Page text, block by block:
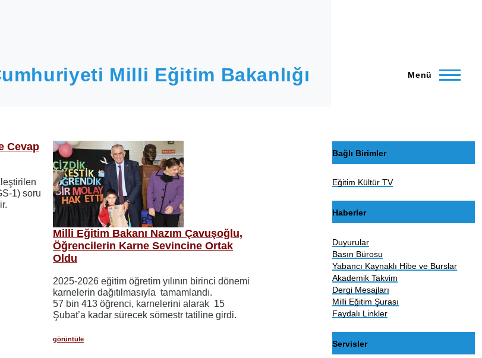
Milli Eğitim Bakanlığı Menü
Cevap
1) soru
Milli Eğitim Bakanı Nazım Çavuşoğlu,
Öğrencilerin Karne Sevincine Ortak
Oldu
2025-2026 eğitim öğretim yılının birinci dönemi
karnelerin dağıtılmasıyla tamamlandı.
57 bin 413 öğrenci, karnelerini alarak 15
Şubat’a kadar sürecek sömestr tatiline girdi.
görüntüle
Bağlı Birimler
Eğitim Kültür TV
Haberler
Duyurular
Basın Bürosu
Yabancı Kaynaklı Hibe ve Burslar
Akademik Takvim
Dergi Mesajları
Milli Eğitim Şurası
Faydalı Linkler
Servisler